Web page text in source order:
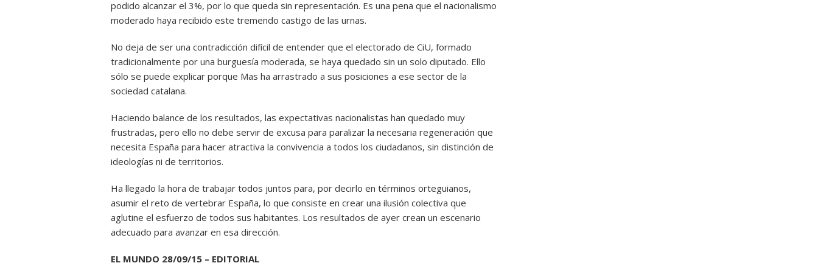
podido alcanzar el 3%, por lo que queda sin representación. Es una pena que el nacionalismo
moderado haya recibido este tremendo castigo de las urnas.
No deja de ser una contradicción difícil de entender que el electorado de CiU, formado
tradicionalmente por una burguesía moderada, se haya quedado sin un solo diputado. Ello
sólo se puede explicar porque Mas ha arrastrado a sus posiciones a ese sector de la
sociedad catalana.
Haciendo balance de los resultados, las expectativas nacionalistas han quedado muy
frustradas, pero ello no debe servir de excusa para paralizar la necesaria regeneración que
necesita España para hacer atractiva la convivencia a todos los ciudadanos, sin distinción de
ideologías ni de territorios.
Ha llegado la hora de trabajar todos juntos para, por decirlo en términos orteguianos,
asumir el reto de vertebrar España, lo que consiste en crear una ilusión colectiva que
aglutine el esfuerzo de todos sus habitantes. Los resultados de ayer crean un escenario
adecuado para avanzar en esa dirección.
EL MUNDO 28/09/15 – EDITORIAL